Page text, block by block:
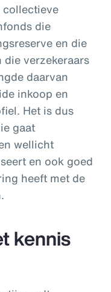
collectieve
die
en die
verzekeraars
daarvan
inkoop en
Het is dus
gaat
wellicht
en ook goed
heeft met de
kennis